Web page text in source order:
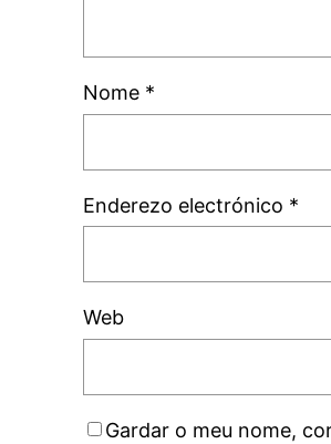
Nome *
Enderezo electrónico *
Web
Gardar o meu nome,